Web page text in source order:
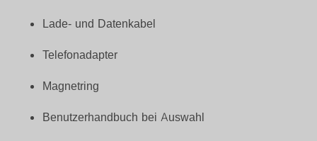
Lade- und Datenkabel
Telefonadapter
Magnetring
Benutzerhandbuch bei Auswahl